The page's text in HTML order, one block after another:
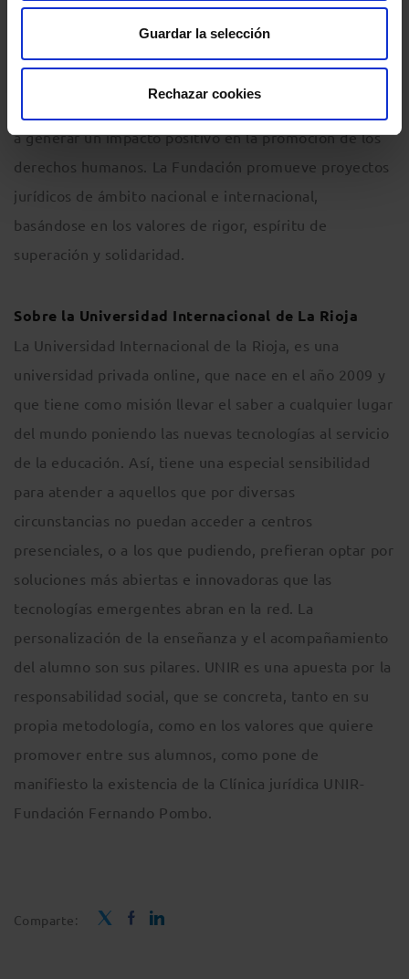
Guardar la selección
Rechazar cookies
a generar un impacto positivo en la promoción de los
derechos humanos. La Fundación promueve proyectos
jurídicos de ámbito nacional e internacional,
basándose en los valores de rigor, espíritu de
superación y solidaridad.
Sobre la Universidad Internacional de La Rioja
La Universidad Internacional de la Rioja, es una
universidad privada online, que nace en el año 2009 y
que tiene como misión llevar el saber a cualquier lugar
del mundo poniendo las nuevas tecnologías al servicio
de la educación. Así, tiene una especial sensibilidad
para atender a aquellos que por diversas
circunstancias no puedan acceder a centros
presenciales, o a los que pudiendo, prefieran optar por
soluciones más abiertas e innovadoras que las
tecnologías emergentes abran en la red. La
personalización de la enseñanza y el acompañamiento
del alumno son sus pilares. UNIR es una apuesta por la
responsabilidad social, que se concreta, tanto en su
propia metodología, como en los valores que quiere
promover entre sus alumnos, como pone de
manifiesto la existencia de la Clínica jurídica UNIR-
Fundación Fernando Pombo.
Comparte: